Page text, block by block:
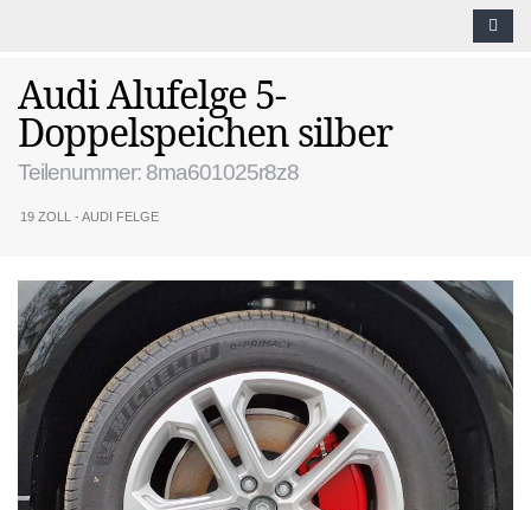
Audi Alufelge 5-
Doppelspeichen silber
Teilenummer: 8ma601025r8z8
19 ZOLL - AUDI FELGE